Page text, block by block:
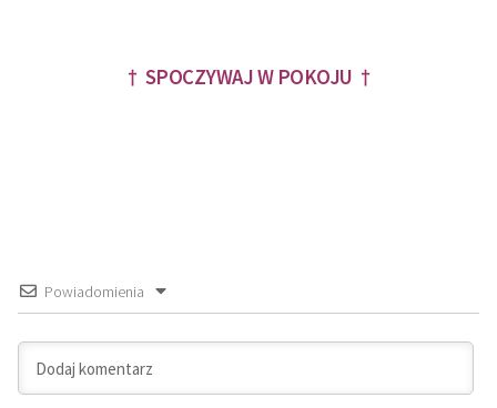
† SPOCZYWAJ W POKOJU †
Powiadomienia